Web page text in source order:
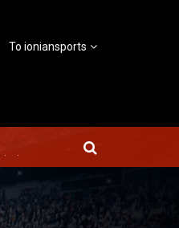
Το ioniansports